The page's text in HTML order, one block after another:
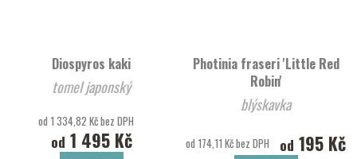
Diospyros kaki
tomel japonský
od 1 334,82 Kč bez DPH
od 1 495 Kč
Photinia fraseri 'Little Red
Robin'
blýskavka
od 174,11 Kč bez DPH od 195 Kč